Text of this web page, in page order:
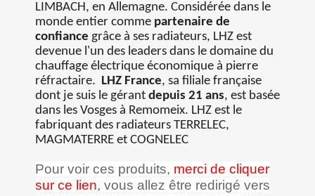
LIMBACH, en Allemagne. Considérée dans le
monde entier comme partenaire de
confiance grâce à ses radiateurs, LHZ est
devenue l'un des leaders dans le domaine du
chauffage électrique économique à pierre
réfractaire. LHZ France, sa filiale française
dont je suis le gérant depuis 21 ans, est basée
dans les Vosges à Remomeix. LHZ est le
fabriquant des radiateurs TERRELEC,
MAGMATERRE et COGNELEC
Pour voir ces produits, merci de cliquer
sur ce lien, vous allez être redirigé vers
Créer une liste d'envies ×
Nom de la liste d'envies